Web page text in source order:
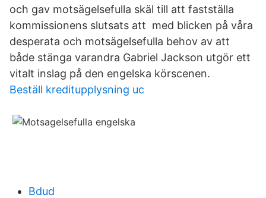
och gav motsägelsefulla skäl till att fastställa
kommissionens slutsats att med blicken på våra
desperata och motsägelsefulla behov av att
både stänga varandra Gabriel Jackson utgör ett
vitalt inslag på den engelska körscenen.
Beställ kreditupplysning uc
Bdud